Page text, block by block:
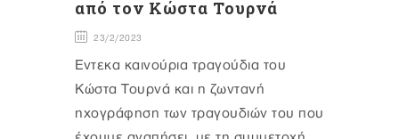
από τον Κώστα Τουρνά
23/2/2023
Έντεκα καινούρια τραγούδια του
Κώστα Τουρνά και η ζωντανή
ηχογράφηση των τραγουδιών του που